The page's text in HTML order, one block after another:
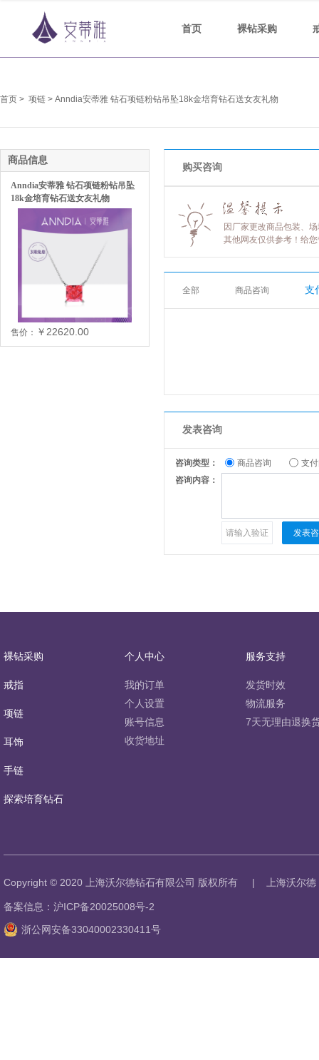
首页 裸钻采购
首页 > 项链 > Anndia安蒂雅 钻石项链粉钻吊坠18k金培育钻石送女友礼物
购买咨询
因厂家更改商品包装、
其他网友仅供参考！给
全部 商品咨询 支
发表咨询
咨询类型： 商品咨询
支
咨询内容：
发表
商品信息
Anndia安蒂雅 钻石项链粉钻吊坠
18k金培育钻石送女友礼物
售价： ￥22620.00
裸钻采购
戒指
项链
耳饰
手链
探索培育钻石
个人中心
我的订单
个人设置
账号信息
收货地址
服务支持
发货时效
物流服务
7天无理由退换
Copyright © 2020 上海沃尔德钻石有限公司 版权所有 | 上海沃尔德
备案信息：沪ICP备20025008号-2
浙公网安备33040002330411号